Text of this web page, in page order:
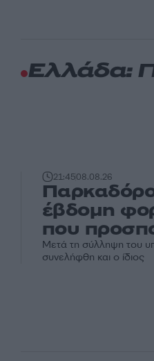
Ελλάδα:
21:4508.08.26
έβδομη
που
Μετά τη σύλληψη του
συνελήφθη και ο ίδιος